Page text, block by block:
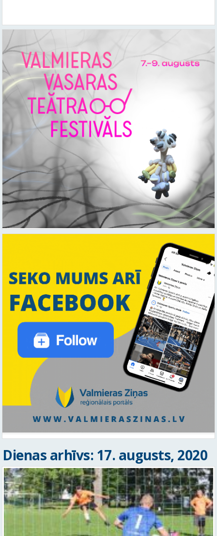
Dienas arhīvs: 17. augusts, 2020